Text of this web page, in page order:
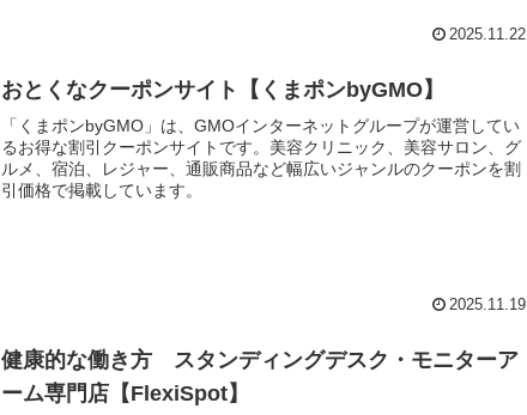
2025.11.22
おとくなクーポンサイト【くまポンbyGMO】
「くまポンbyGMO」は、GMOインターネットグループが運営してい
るお得な割引クーポンサイトです。美容クリニック、美容サロン、グ
ルメ、宿泊、レジャー、通販商品など幅広いジャンルのクーポンを割
引価格で掲載しています。
2025.11.19
健康的な働き方 スタンディングデスク・モニターア
ーム専門店【FlexiSpot】